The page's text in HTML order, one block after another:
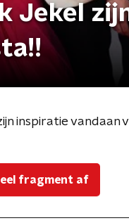
Jekel
inspiratie vandaan
fragment af